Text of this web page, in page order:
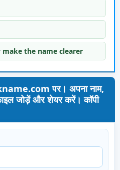
the name clearer
पर। अपना नाम,
जोड़ें और शेयर करें। कॉपी